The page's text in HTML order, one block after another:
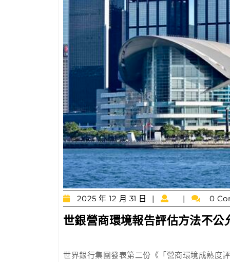
2025 年 12 月 31 日
2025
年
12
日
0
世銀營商環境報告評估方法不公
世界銀行集團發表第二份《「營商環境成熟度